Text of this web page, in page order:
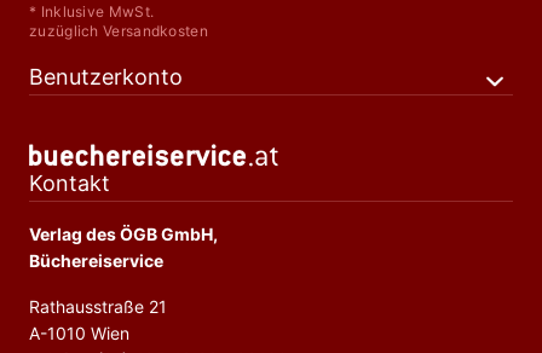
* Inklusive MwSt.
zuzüglich Versandkosten
Benutzerkonto
Kontakt
Verlag des ÖGB GmbH,
Büchereiservice
Rathausstraße 21
A-1010 Wien